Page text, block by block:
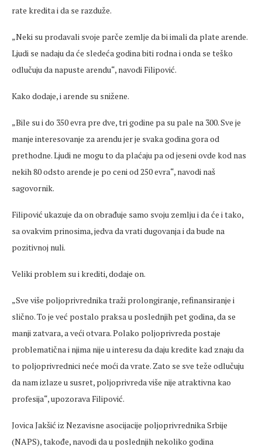
rate kredita i da se razduže.
„Neki su prodavali svoje parče zemlje da bi imali da plate arende.
Ljudi se nadaju da će sledeća godina biti rodna i onda se teško
odlučuju da napuste arendu“, navodi Filipović.
Kako dodaje, i arende su snižene.
„Bile su i do 350 evra pre dve, tri godine pa su pale na 300. Sve je
manje interesovanje za arendu jer je svaka godina gora od
prethodne.Ljudi ne mogu to da plaćaju pa od jeseni ovde kod nas
nekih 80 odsto arende je po ceni od 250 evra“, navodi naš
sagovornik.
Filipović ukazuje da on obrađuje samo svoju zemlju i da će i tako,
sa ovakvim prinosima, jedva da vrati dugovanja i da bude na
pozitivnoj nuli.
Veliki problem su i krediti, dodaje on.
„Sve više poljoprivrednika traži prolongiranje, refinansiranje i
slično. To je već postalo praksa u poslednjih pet godina, da se
manji zatvara, a veći otvara. Polako poljoprivreda postaje
problematična i njima nije u interesu da daju kredite kad znaju da
to poljoprivrednici neće moći da vrate. Zato se sve teže odlučuju
da nam izlaze u susret, poljoprivreda više nije atraktivna kao
profesija“, upozorava Filipović.
Jovica Jakšić iz Nezavisne asocijacije poljoprivrednika Srbije
(NAPS), takođe, navodi da u poslednjih nekoliko godina